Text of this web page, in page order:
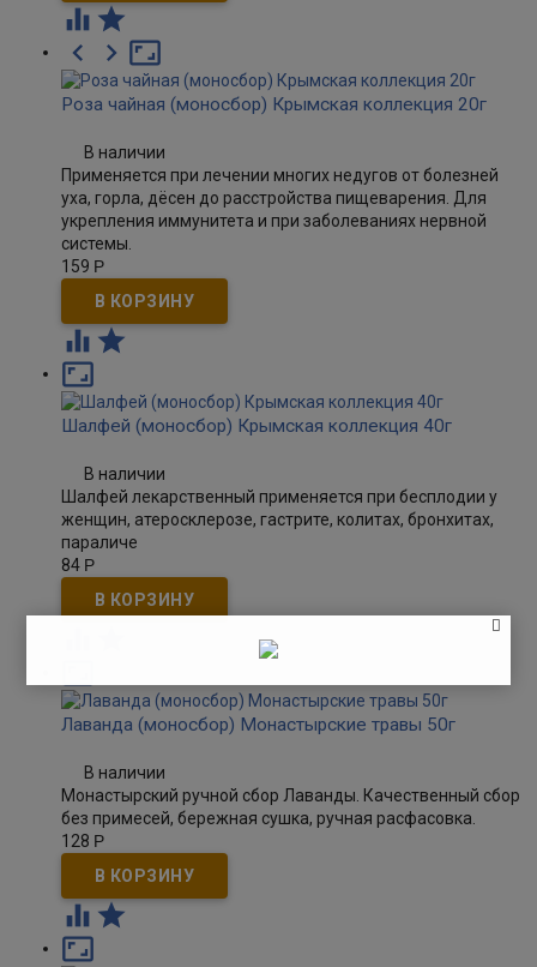
 

 
Роза чайная (моносбор) Крымская коллекция 20г
В наличии
Применяется при лечении многих недугов от болезней
уха, горла, дёсен до расстройства пищеварения. Для
укрепления иммунитета и при заболеваниях нервной
системы.
159 Р
 

Шалфей (моносбор) Крымская коллекция 40г
В наличии
Шалфей лекарственный применяется при бесплодии у
женщин, атеросклерозе, гастрите, колитах, бронхитах,
параличе
84 Р
Лаванда (моносбор) Монастырские травы 50г
В наличии
Монастырский ручной сбор Лаванды. Качественный сбор
без примесей, бережная сушка, ручная расфасовка.
128 Р
 
